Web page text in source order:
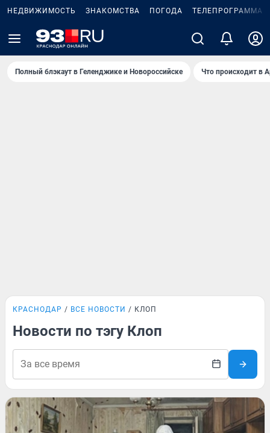
НЕДВИЖИМОСТЬ ЗНАКОМСТВА ПОГОДА ТЕЛЕПРОГРАММА
Полный блэкаут в Геленджике и Новороссийске Что происходит в
КРАСНОДАР ВСЕ НОВОСТИ КЛОП
Новости по тэгу Клоп